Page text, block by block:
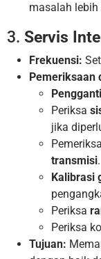
masalah
3. Servis
Frekuensi:
Pemeriksaan
Periksa
jika
transmisi.
Kalibrasi
Periksa
Periksa
Tujuan: